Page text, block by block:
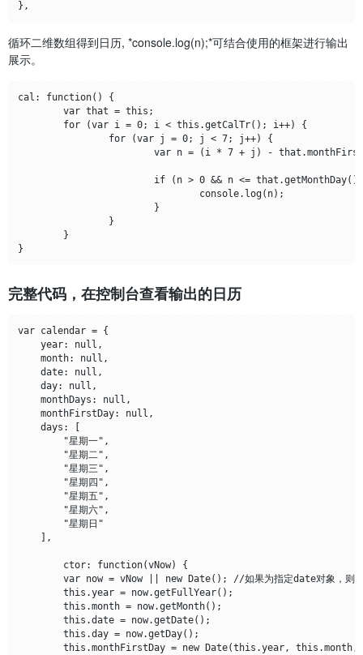
循环二维数组得到日历, *console.log(n);*可结合使用的框架进行输出
展示。
cal: function() {
完整代码，在控制台查看输出的日历
var calendar = {
    year: null,
    month: null,
    date: null,
    day: null,
    monthDays: null,
    monthFirstDay: null,
    days: [
        "星期一",
        "星期二",
        "星期三",
        "星期四",
        "星期五",
        "星期六",
        "星期日"
    ],
var now = vNow || new Date(); //如果为指定date对象，则为
        this.year = now.getFullYear();
        this.month = now.getMonth();
        this.date = now.getDate();
        this.day = now.getDay();
this.monthFirstDay = new Date(this.year, this.month,